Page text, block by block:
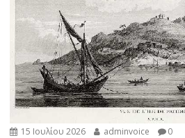
15 Ιουλίου 2026 adminvoice 0